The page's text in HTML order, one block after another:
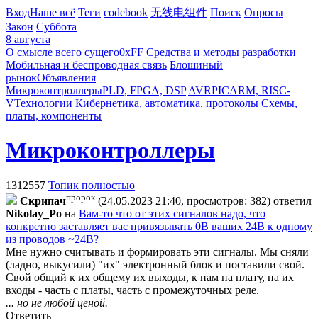
ВходНаше всё Теги codebook 无线电组件 Поиск Опросы
Закон Суббота
8 августа
О смысле всего сущего0xFF Средства и методы разработки
Мобильная и беспроводная связь Блошиный
рынокОбъявления
МикроконтроллерыPLD, FPGA, DSP AVRPICARM, RISC-
VТехнологии Кибернетика, автоматика, протоколы Схемы,
платы, компоненты
Микроконтроллеры
1312557 Топик полностью
Cкpипaчпророк (24.05.2023 21:40, просмотров: 382) ответил
Nikolay_Po на Вам-то что от этих сигналов надо, что
конкретно заставляет вас привязывать 0В ваших 24В к одному
из проводов ~24В?
Мне нужно считывать и формировать эти сигналы. Мы сняли
(ладно, выкусили) "их" электронный блок и поставили свой.
Свой общий к их общему их выходы, к нам на плату, на их
входы - часть с платы, часть с промежуточных реле.
... но не любой ценой.
Ответить